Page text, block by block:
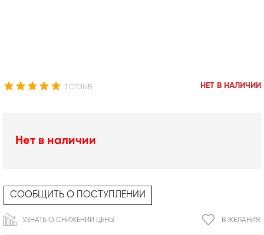
1 ОТЗЫВ НЕТ В НАЛИЧИИ
Нет в наличии
СООБЩИТЬ О ПОСТУПЛЕНИИ
В ЖЕЛАНИЯ
УЗНАТЬ О СНИЖЕНИИ ЦЕНЫ